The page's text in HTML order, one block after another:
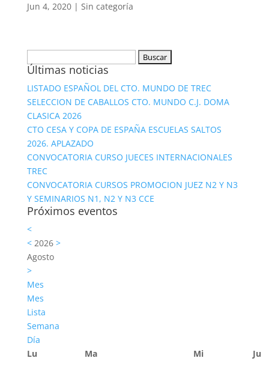
Jun 4, 2020| Sin categoría
Últimas noticias
LISTADO ESPAÑOL DEL CTO. MUNDO DE TREC
SELECCION DE CABALLOS CTO. MUNDO C.J. DOMA
CLASICA 2026
CTO CESA Y COPA DE ESPAÑA ESCUELAS SALTOS
2026. APLAZADO
CONVOCATORIA CURSO JUECES INTERNACIONALES
TREC
CONVOCATORIA CURSOS PROMOCION JUEZ N2 Y N3
Y SEMINARIOS N1, N2 Y N3 CCE
Próximos eventos
<
<2026 >
Agosto
>
Mes
Mes
Lista
Semana
Día
Lu
Ma Mi Ju